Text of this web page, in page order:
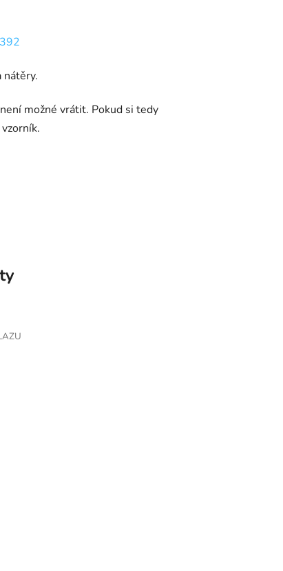
nátěry.
možné vrátit. Pokud si tedy